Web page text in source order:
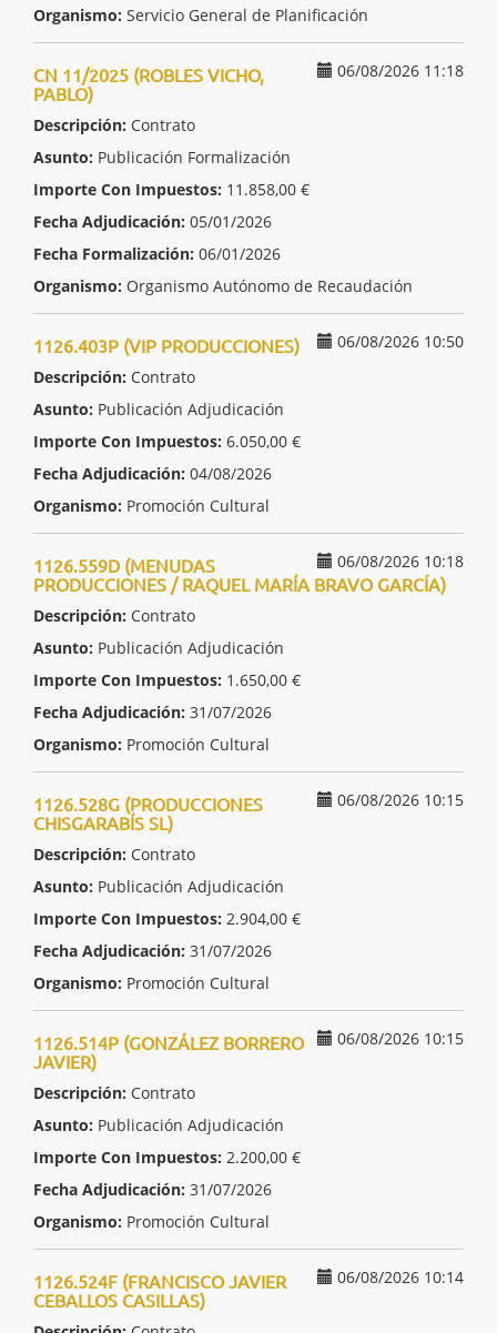
Organismo: Servicio General de Planificación
06/08/2026 11:18
CN 11/2025 (ROBLES VICHO,
PABLO)
Descripción: Contrato
Asunto: Publicación Formalización
Importe Con Impuestos: 11.858,00 €
Fecha Adjudicación: 05/01/2026
Fecha Formalización: 06/01/2026
Organismo: Organismo Autónomo de Recaudación
06/08/2026 10:50
1126.403P (VIP PRODUCCIONES)
Descripción: Contrato
Asunto: Publicación Adjudicación
Importe Con Impuestos: 6.050,00 €
Fecha Adjudicación: 04/08/2026
Organismo: Promoción Cultural
06/08/2026 10:18
1126.559D (MENUDAS
PRODUCCIONES / RAQUEL MARÍA BRAVO GARCÍA)
Descripción: Contrato
Asunto: Publicación Adjudicación
Importe Con Impuestos: 1.650,00 €
Fecha Adjudicación: 31/07/2026
Organismo: Promoción Cultural
06/08/2026 10:15
1126.528G (PRODUCCIONES
CHISGARABÍS SL)
Descripción: Contrato
Asunto: Publicación Adjudicación
Importe Con Impuestos: 2.904,00 €
Fecha Adjudicación: 31/07/2026
Organismo: Promoción Cultural
06/08/2026 10:15
1126.514P (GONZÁLEZ BORRERO
JAVIER)
Descripción: Contrato
Asunto: Publicación Adjudicación
Importe Con Impuestos: 2.200,00 €
Fecha Adjudicación: 31/07/2026
Organismo: Promoción Cultural
06/08/2026 10:14
1126.524F (FRANCISCO JAVIER
CEBALLOS CASILLAS)